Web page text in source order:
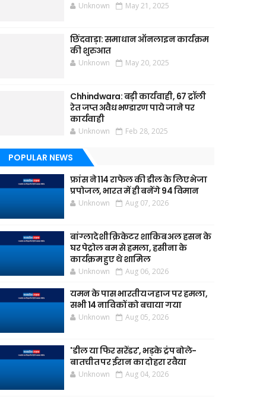
Unknown May 21, 2025
छिंदवाड़ा: समाधान ऑनलाइन कार्यक्रम
की शुरुआत
Unknown May 20, 2025
Chhindwara: बड़ी कार्यवाही, 67 ट्रॉली
रेत जप्त अवैध भण्डारण पाये जाने पर
कार्यवाही
Unknown Feb 28, 2025
POPULAR NEWS
फ्रांस ने 114 राफेल की डील के लिए भेजा
प्रपोजल, भारत में ही बनेंगे 94 विमान
Unknown Aug 07, 2026
बांग्लादेशी क्रिकेटर शाकिब अल हसन के
घर पेट्रोल बम से हमला, हसीना के
कार्यक्रम हुए थे शामिल
Unknown Aug 06, 2026
यमन के पास भारतीय जहाज पर हमला,
सभी 14 नाविकों को बचाया गया
Unknown Aug 05, 2026
'डील या फिर सरेंडर', भड़के ट्रंप बोले-
बातचीत पर ईरान का दोहरा रवैया
Unknown Aug 04, 2026